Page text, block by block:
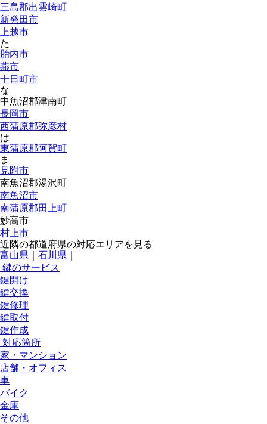
三島郡出雲崎町
新発田市
上越市
た
胎内市
燕市
十日町市
な
中魚沼郡津南町
長岡市
西蒲原郡弥彦村
は
東蒲原郡阿賀町
ま
見附市
南魚沼郡湯沢町
南魚沼市
南蒲原郡田上町
妙高市
村上市
近隣の都道府県の対応エリアを見る
富山県
石川県
鍵のサービス
鍵開け
鍵交換
鍵修理
鍵取付
鍵作成
対応箇所
家・マンション
店舗・オフィス
車
バイク
金庫
その他